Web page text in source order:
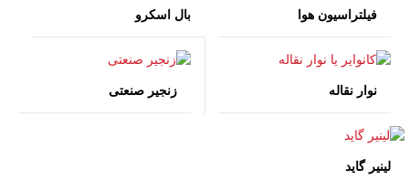
فیلتراسیون هوا بال اسکرو
نوار نقاله زنجیر صنعتی
لینیر گاید